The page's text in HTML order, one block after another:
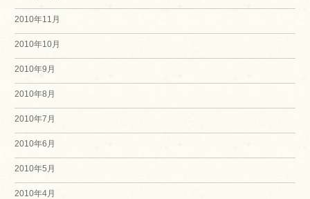
2010年11月
2010年10月
2010年9月
2010年8月
2010年7月
2010年6月
2010年5月
2010年4月